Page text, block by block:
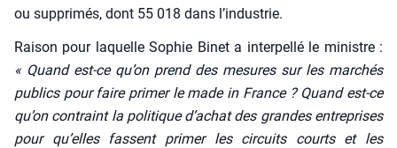
ou sup­pri­més, dont 55 018 dans l’industrie.
Rai­son pour laquelle Sophie Binet a inter­pel­lé le ministre :
« Quand est-ce qu’on prend des mesures sur les mar­chés
publics pour faire pri­mer le made in France ? Quand est-ce
qu’on contraint la poli­tique d’a­chat des grandes entre­prises
pour qu’elles fassent pri­mer les cir­cuits courts et les